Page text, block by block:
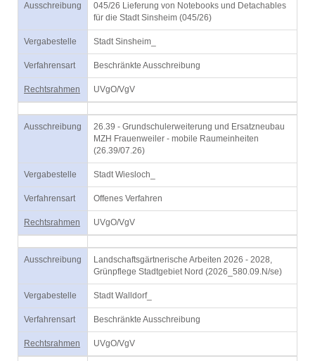
Ausschreibung
045/26 Lieferung von Notebooks und Detachables
für die Stadt Sinsheim (045/26)
Vergabestelle Stadt Sinsheim_
Verfahrensart Beschränkte Ausschreibung
Rechtsrahmen UVgO/VgV
Ausschreibung
26.39 - Grundschulerweiterung und Ersatzneubau
MZH Frauenweiler - mobile Raumeinheiten
(26.39/07.26)
Vergabestelle Stadt Wiesloch_
Verfahrensart Offenes Verfahren
Rechtsrahmen UVgO/VgV
Ausschreibung
Landschaftsgärtnerische Arbeiten 2026 - 2028,
Grünpflege Stadtgebiet Nord (2026_580.09.N/se)
Vergabestelle Stadt Walldorf_
Verfahrensart Beschränkte Ausschreibung
Rechtsrahmen UVgO/VgV